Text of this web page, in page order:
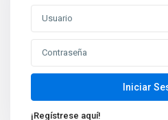
Iniciar
¡Regístrese aquí!
Oficinas(5)
Nuevas propiedades
Venta de Casa